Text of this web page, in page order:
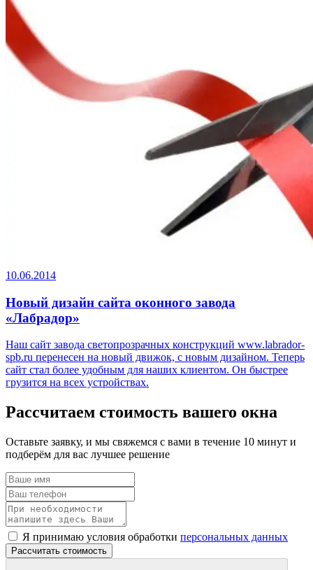
10.06.2014
Новый дизайн сайта оконного завода
«Лабрадор»
Наш сайт завода светопрозрачных конструкций www.labrador-
spb.ru перенесен на новый движок, с новым дизайном. Теперь
сайт стал более удобным для наших клиентом. Он быстрее
грузится на всех устройствах.
Рассчитаем стоимость вашего окна
Оставьте заявку, и мы свяжемся с вами в течение 10 минут и
подберём для вас лучшее решение
Я принимаю условия обработки персональных данных
Рассчитать стоимость